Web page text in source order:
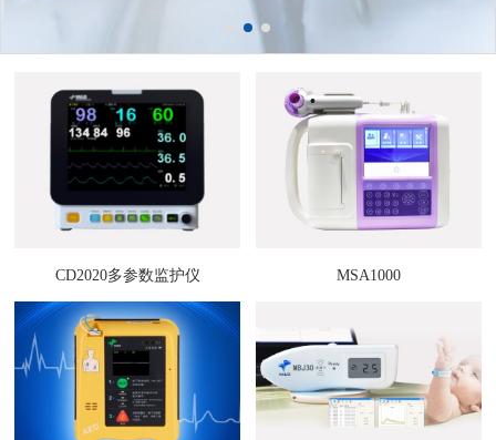
CD2020多参数监护仪 MSA1000